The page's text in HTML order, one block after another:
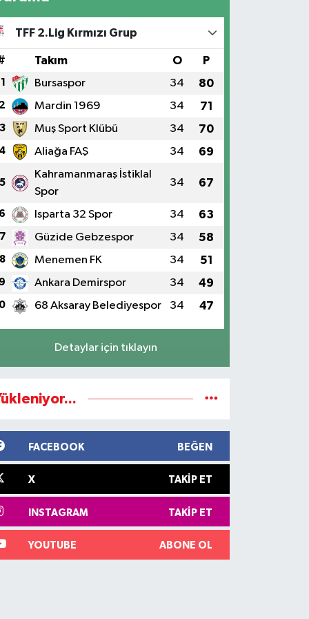
TFF 2.Lig Kırmızı Grup
Takım O P
1 Bursaspor 34 80
Mardin 1969 34 71
3 Muş Sport Klübü 34 70
Aliağa FAŞ 34 69
5
Kahramanmaraş İstiklal
Spor
34 67
Isparta 32 Spor 34 63
7 Güzide Gebzespor 34 58
8 Menemen FK 34 51
Ankara Demirspor 34 49
68 Aksaray Belediyespor 34 47
Detaylar için tıklayın
FACEBOOK BEĞEN
X TAKIP ET
INSTAGRAM TAKIP ET
YOUTUBE ABONE OL